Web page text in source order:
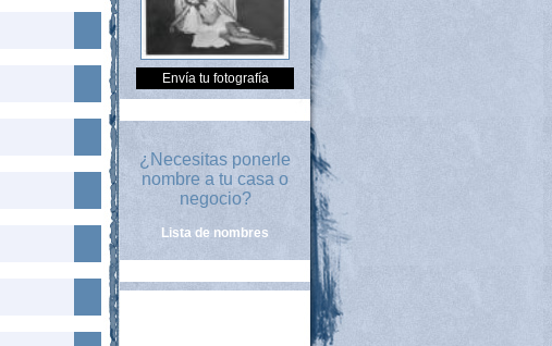
Envía tu fotografía
¿Necesitas ponerle
nombre a tu casa o
negocio?
Lista de nombres